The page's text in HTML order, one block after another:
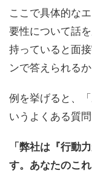
ここで具体的な
要性について話
持っていると面
ンで答えられるか
例を挙げると、
いうよくある質問
「弊社は『行動
す。あなたのこ